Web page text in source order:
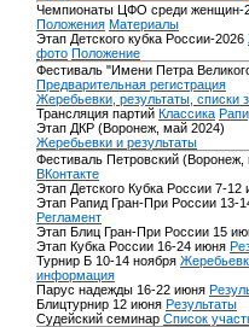
Чемпионаты ЦФО среди женщин-
Положения Материалы
Этап Детского кубка России-2026
фото Положение
Фестиваль "Имени Петра
Предварительная регистрация
Жеребьевки, результаты, списки
Трансляция партий Классика
Этап ДКР (Воронеж, май 2024)
Жеребьевки и результаты
Фестиваль Петровский (Воронеж,
ВКонтакте
Этап Детского Кубка России 7-12
Этап Рапид Гран-При России 13-
Регламент
Этап Блиц Гран-При России 15
Этап Кубка России 16-24 июня
Турнир Б 10-14 ноября
информация
Парус надежды 16-22 июня
Блицтурнир 12 июня Результаты
Судейский семинар Список